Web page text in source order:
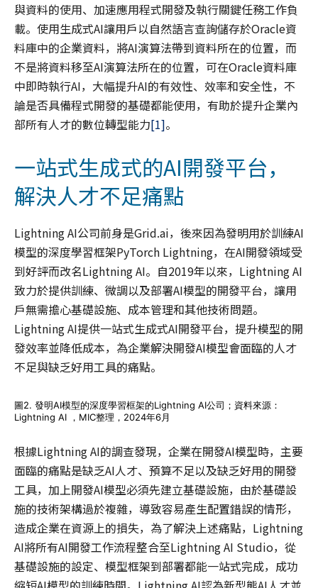
與資料的使用、加速應用程式開發及執行關鍵任務工作負
載。使用生成式AI讓用戶以自然語言查詢儲存於Oracle資
料庫中的企業資料，將AI演算法帶到資料所在的位置，而
不是將資料移至AI演算法所在的位置，可在Oracle資料庫
中即時執行AI，大幅提升AI的有效性、效率和安全性，不
論是否具備程式開發的基礎都能使用，有助於提升企業內
部所有人才的數位轉型能力[1]。
一站式生成式的AI開發平台，
解決人才不足痛點
Lightning AI公司前身是Grid.ai，後來因為發明用於訓練AI
模型的深度學習框架PyTorch Lightning，在AI開發領域受
到好評而改名Lightning AI。自2019年以來，Lightning AI
致力於提供訓練、微調以及部署AI模型的開發平台，讓用
戶無需擔心基礎設施、成本管理和其他技術問題。
Lightning AI提供一站式生成式AI開發平台，提升模型的開
發效率並降低成本，為企業解決開發AI模型會面臨的人才
不足與缺乏好用工具的痛點。
圖2. 發明AI模型的深度學習框架的Lightning AI公司；資料來源：
Lightning AI ，MIC整理，2024年6月
根據Lightning AI的調查發現，企業在開發AI模型時，主要
面臨的痛點是缺乏AI人才、預算不足以及缺乏好用的開發
工具，加上開發AI模型必須先建立基礎設施，由於基礎設
施的技術架構過於複雜，導致容易產生配置錯誤的情形，
造成企業在資源上的損失，為了解決上述痛點，Lightning
AI將所有AI開發工作流程整合至Lightning AI Studio，從
基礎設施的設定、模型框架到部署都能一站式完成，成功